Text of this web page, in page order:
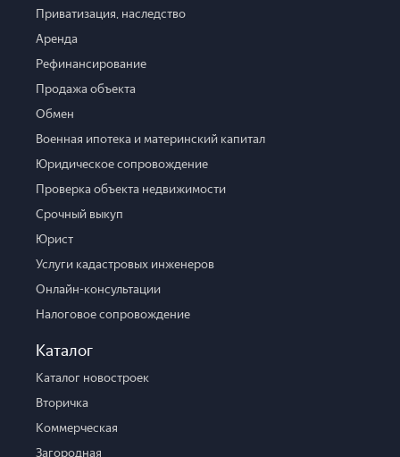
Приватизация, наследство
Аренда
Рефинансирование
Продажа объекта
Обмен
Военная ипотека и материнский капитал
Юридическое сопровождение
Проверка объекта недвижимости
Срочный выкуп
Юрист
Услуги кадастровых инженеров
Онлайн-консультации
Налоговое сопровождение
Каталог
Каталог новостроек
Вторичка
Коммерческая
Загородная